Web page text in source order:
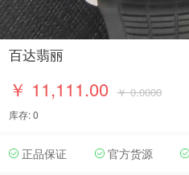
百达翡丽
￥ 11,111.00 ￥ 0.0000
库存: 0
正品保证 官方货源